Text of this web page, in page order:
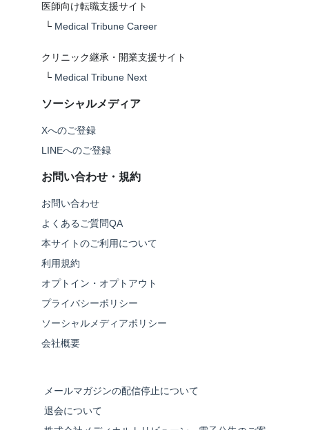
医師向け転職支援サイト
└ Medical Tribune Career
クリニック継承・開業支援サイト
└ Medical Tribune Next
ソーシャルメディア
Xへのご登録
LINEへのご登録
お問い合わせ・規約
お問い合わせ
よくあるご質問QA
本サイトのご利用について
利用規約
オプトイン・オプトアウト
プライバシーポリシー
ソーシャルメディアポリシー
会社概要
メールマガジンの配信停止について
退会について